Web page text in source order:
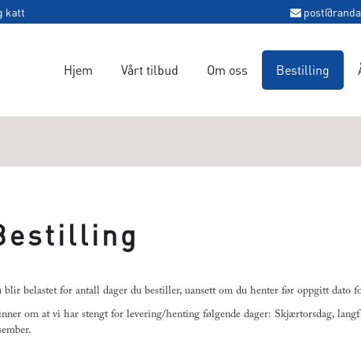
katt
Hjem Vårt tilbud Om oss Bestilling
blir belastet for antall dager du bestiller, uansett om du henter før oppgitt dato
om at vi har stengt for levering/henting følgende dager: Skjærtorsdag,